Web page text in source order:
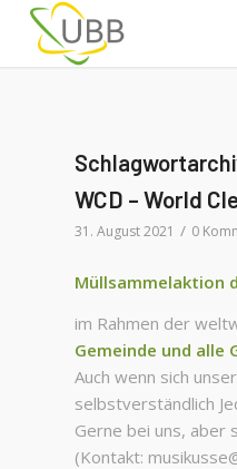
WCD – World
31. August 2021 / 0
Müllsammelaktion
im Rahmen der
Gemeinde und alle
Auch wenn sich
selbstverständlich
Gerne bei uns, aber
(Kontakt: